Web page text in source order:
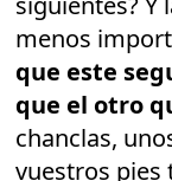
menos
que este
que el otro
chanclas,
vuestros pies